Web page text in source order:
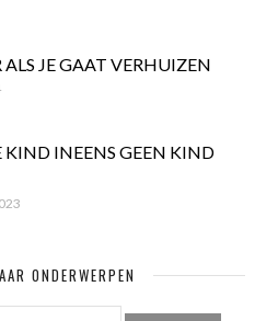
ALS JE GAAT VERHUIZEN
KIND INEENS GEEN KIND
ONDERWERPEN